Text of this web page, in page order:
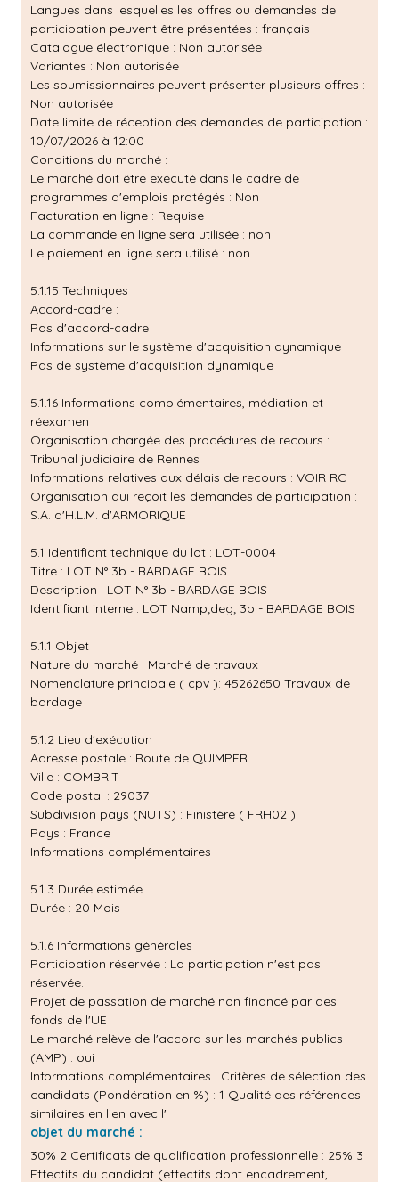
Langues dans lesquelles les offres ou demandes de
participation peuvent être présentées : français
Catalogue électronique : Non autorisée
Variantes : Non autorisée
Les soumissionnaires peuvent présenter plusieurs offres :
Non autorisée
Date limite de réception des demandes de participation :
10/07/2026 à 12:00
Conditions du marché :
Le marché doit être exécuté dans le cadre de
programmes d'emplois protégés : Non
Facturation en ligne : Requise
La commande en ligne sera utilisée : non
Le paiement en ligne sera utilisé : non
5.1.15 Techniques
Accord-cadre :
Pas d'accord-cadre
Informations sur le système d'acquisition dynamique :
Pas de système d'acquisition dynamique
5.1.16 Informations complémentaires, médiation et
réexamen
Organisation chargée des procédures de recours :
Tribunal judiciaire de Rennes
Informations relatives aux délais de recours : VOIR RC
Organisation qui reçoit les demandes de participation :
S.A. d'H.L.M. d'ARMORIQUE
5.1 Identifiant technique du lot : LOT-0004
Titre : LOT N° 3b - BARDAGE BOIS
Description : LOT N° 3b - BARDAGE BOIS
Identifiant interne : LOT Namp;deg; 3b - BARDAGE BOIS
5.1.1 Objet
Nature du marché : Marché de travaux
Nomenclature principale ( cpv ): 45262650 Travaux de
bardage
5.1.2 Lieu d'exécution
Adresse postale : Route de QUIMPER
Ville : COMBRIT
Code postal : 29037
Subdivision pays (NUTS) : Finistère ( FRH02 )
Pays : France
Informations complémentaires :
5.1.3 Durée estimée
Durée : 20 Mois
5.1.6 Informations générales
Participation réservée : La participation n'est pas
réservée.
Projet de passation de marché non financé par des
fonds de l'UE
Le marché relève de l'accord sur les marchés publics
(AMP) : oui
Informations complémentaires : Critères de sélection des
candidats (Pondération en %) : 1 Qualité des références
similaires en lien avec l'
objet du marché :
30% 2 Certificats de qualification professionnelle : 25% 3
Effectifs du candidat (effectifs dont encadrement,